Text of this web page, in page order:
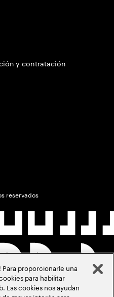
y contratación
reservados
proporcionarle una
para habilitar
Las cookies nos ayudan